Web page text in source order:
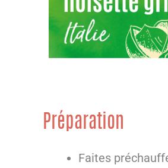
Préparation
Faites